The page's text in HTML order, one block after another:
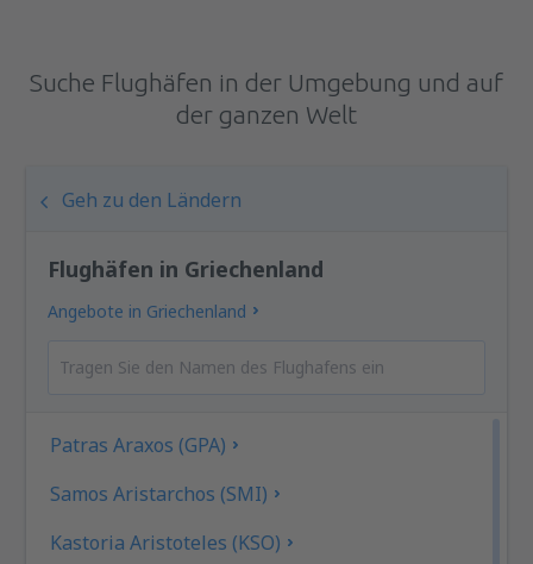
Suche Flughäfen in der Umgebung und auf
der ganzen Welt
Geh zu den Ländern
Flughäfen in Griechenland
Angebote in Griechenland
Patras Araxos (GPA)
Samos Aristarchos (SMI)
Kastoria Aristoteles (KSO)